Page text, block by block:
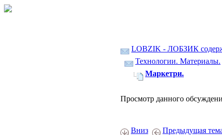
LOBZIK - ЛОБЗИК
Технологии. Материалы.
Маркетри.
Просмотр данного
Вниз Предыдущая